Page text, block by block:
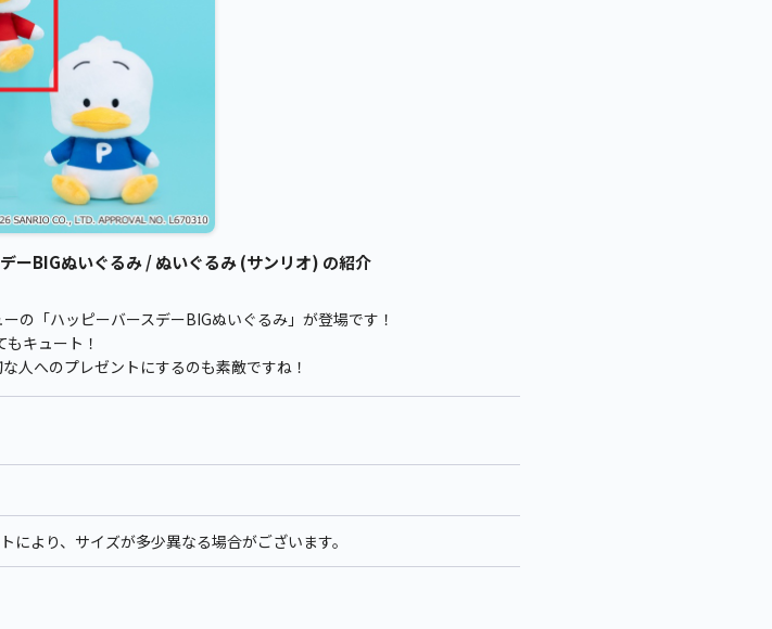
ーBIGぬいぐるみ / ぬいぐるみ (サンリオ) の紹介
の「ハッピーバースデーBIGぬいぐるみ」が登場です！
キュート！
人へのプレゼントにするのも素敵ですね！
より、サイズが多少異なる場合がございます。